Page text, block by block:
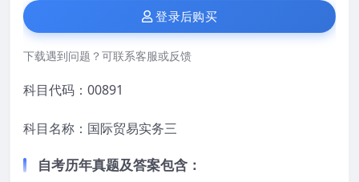
登录后购买
下载遇到问题？可联系客服或反馈
科目代码：00891
科目名称：国际贸易实务三
自考历年真题及答案包含：